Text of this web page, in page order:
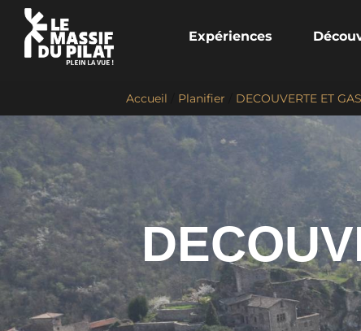
Expériences
Accueil Planifier DECOUVERTE ET